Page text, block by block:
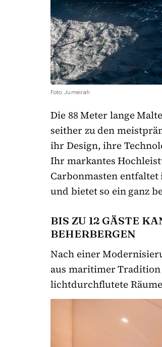
Foto: Jumeirah
Die 88 Meter lange
seither zu den
ihr Design, ihre
Ihr markantes
Carbonmasten entfaltet
und bietet so ein ganz
BIS ZU 12 GÄSTE
BEHERBERGEN
Nach einer
aus maritimer Tradition
lichtdurchflutete